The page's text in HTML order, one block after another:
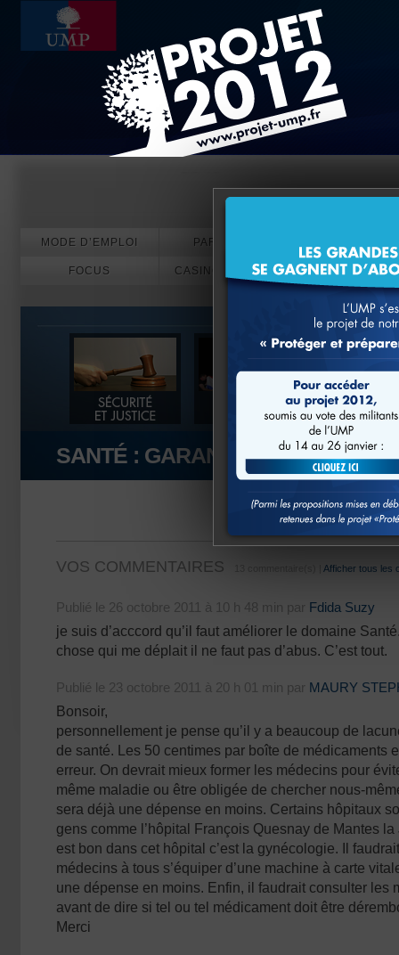
MODE D’EMPLOI PARTICIPEZ
FOCUS CASINO EN LIGNE
PARIS
SANTÉ : GARANTIR À CHACUN
VOS COMMENTAIRES Afficher tous les
Publié le 26 octobre 2011 à 10 h 48 min par Fdida Suzy
je suis d’acccord qu’il faut améliorer le domaine
chose qui me déplait il ne faut pas d’abus. C’est tout.
Publié le 23 octobre 2011 à 20 h 01 min par MAURY
Bonsoir,
personnellement je pense qu’il y a beaucoup de
de santé. Les 50 centimes par boîte de médicaments
erreur. On devrait mieux former les médecins pour
même maladie ou être obligée de chercher nous-
sera déjà une dépense en moins. Certains hôpitaux
gens comme l’hôpital François Quesnay de Mantes
est bon dans cet hôpital c’est la gynécologie. Il
médecins à tous s’équiper d’une machine à carte
une dépense en moins. Enfin, il faudrait consulter les
avant de dire si tel ou tel médicament doit être
Merci